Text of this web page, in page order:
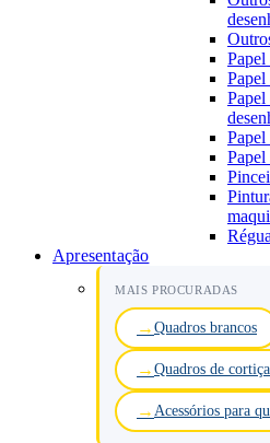
Papel
Papel
Papel
Papel
Papel
Apresentação
MAIS PROCURADAS
Quadros brancos
Quadros de cortiça
Acessórios para